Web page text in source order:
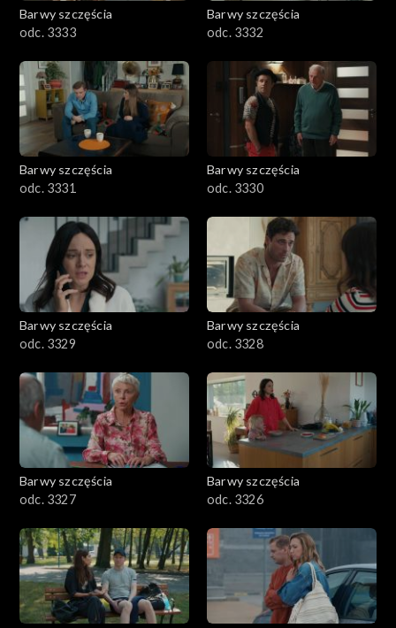
Barwy szczęścia
odc. 3333
Barwy szczęścia
odc. 3332
Barwy szczęścia
odc. 3331
Barwy szczęścia
odc. 3330
Barwy szczęścia
odc. 3329
Barwy szczęścia
odc. 3328
Barwy szczęścia
odc. 3327
Barwy szczęścia
odc. 3326